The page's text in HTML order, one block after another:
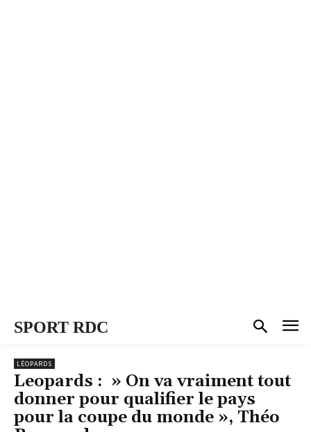
SPORT RDC
LÉOPARDS
Leopards : » On va vraiment tout
donner pour qualifier le pays
pour la coupe du monde », Théo